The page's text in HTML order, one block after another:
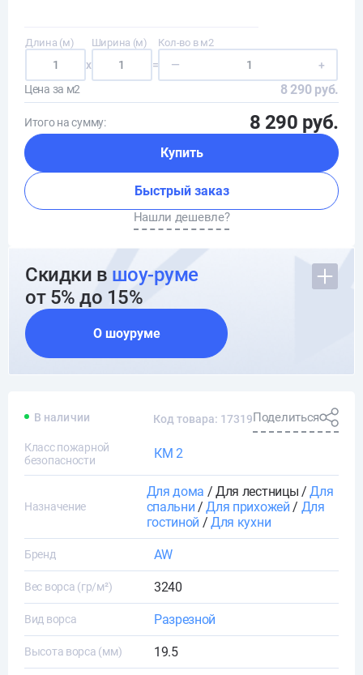
Длина (м)
x
Ширина (м)
=
Кол-во в м2
—
+
Цена за м2
8 290 руб.
Итого на сумму: 8 290 руб.
Купить
Быстрый заказ
Нашли дешевле?
Скидки в шоу-руме
от 5% до 15%
О шоуруме
В наличии Код товара: 17319Поделиться
Класс пожарной
безопасности
КМ 2
Назначение
Для дома / Для лестницы /Для
спальни /Для прихожей / Для
гостиной /Для кухни
Бренд AW
Вес ворса (гр/м²) 3240
Вид ворса Разрезной
Высота ворса (мм) 19.5